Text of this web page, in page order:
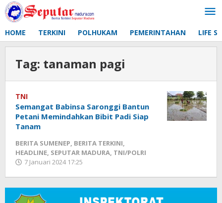
Lewati
ke
HOME TERKINI POLHUKAM PEMERINTAHAN LIFE
Tag: tanaman pagi
TNI
Semangat Babinsa Saronggi Bantun
Petani Memindahkan Bibit Padi Siap
Tanam
BERITA SUMENEP, BERITA TERKINI,
HEADLINE, SEPUTAR MADURA, TNI/POLRI
7 Januari 2024 17:25